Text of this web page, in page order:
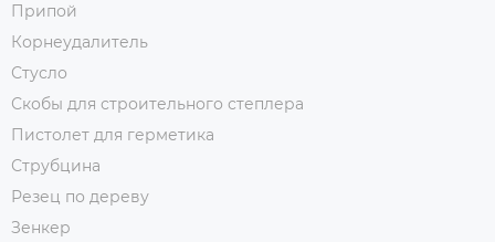
Припой
Корнеудалитель
Стусло
Скобы для строительного степлера
Пистолет для герметика
Струбцина
Резец по дереву
Зенкер